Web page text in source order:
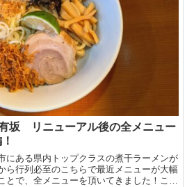
有坂 リニューアル後の全メニュー
にある県内トップクラスの煮干ラーメンが
ら行列必至のこちらで最近メニューが大幅
とで、全メニューを頂いてきました！この